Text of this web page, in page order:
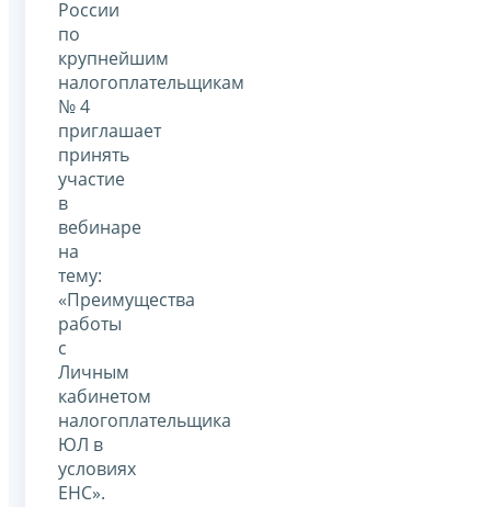
России
по
крупнейшим
налогоплательщикам
№ 4
приглашает
принять
участие
в
вебинаре
на
тему:
«Преимущества
работы
с
Личным
кабинетом
налогоплательщика
ЮЛ в
условиях
ЕНС».